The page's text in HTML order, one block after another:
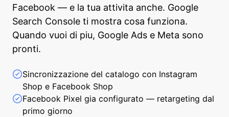
Facebook — e la tua attivita anche. Google
Search Console ti mostra cosa funziona.
Quando vuoi di piu, Google Ads e Meta sono
pronti.
Sincronizzazione del catalogo con Instagram
Shop e Facebook Shop
Facebook Pixel gia configurato — retargeting dal
primo giorno